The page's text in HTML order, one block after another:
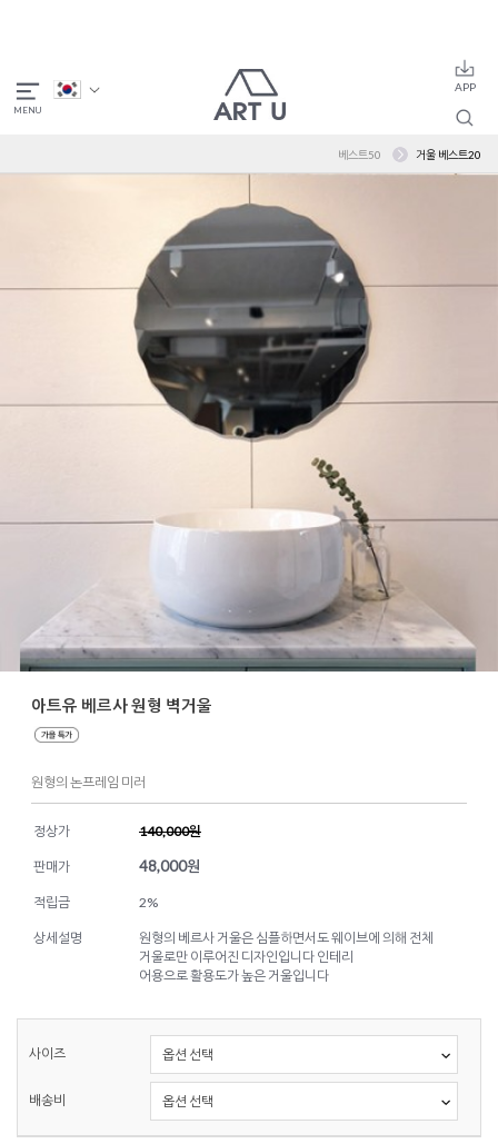
베스트50 거울 베스트20
아트유 베르사 원형 벽거울
원형의 논프레임 미러
정상가 140,000원
판매가 48,000원
적립금 2%
상세설명
원형의 베르사 거울은 심플하면서도 웨이브에 의해 전체
거울로만 이루어진 디자인입니다 인테리
어용으로 활용도가 높은 거울입니다
사이즈
배송비